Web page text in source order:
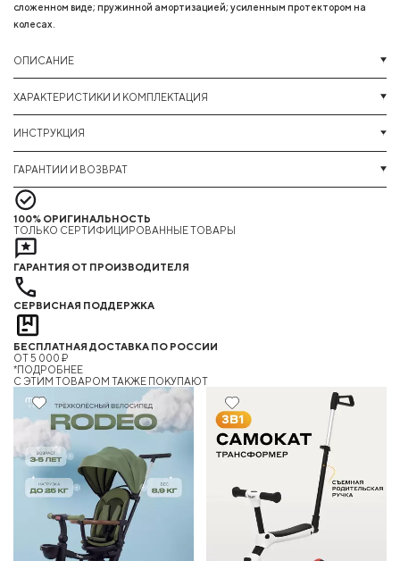
сложенном виде; пружинной амортизацией; усиленным протектором на
колесах.
ОПИСАНИЕ
ХАРАКТЕРИСТИКИ И КОМПЛЕКТАЦИЯ
ИНСТРУКЦИЯ
ГАРАНТИИ И ВОЗВРАТ
100% ОРИГИНАЛЬНОСТЬ
ТОЛЬКО СЕРТИФИЦИРОВАННЫЕ ТОВАРЫ
ГАРАНТИЯ ОТ ПРОИЗВОДИТЕЛЯ
СЕРВИСНАЯ ПОДДЕРЖКА
БЕСПЛАТНАЯ ДОСТАВКА ПО РОССИИ
ОТ 5 000 ₽
*ПОДРОБНЕЕ
C ЭТИМ ТОВАРОМ ТАКЖЕ ПОКУПАЮТ
20% 36%